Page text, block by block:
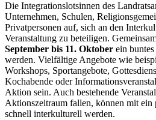
Die Integrationslotsinnen des
Unternehmen, Schulen,
Privatpersonen auf, sich an den
Veranstaltung zu beteiligen.
September bis 11. Oktober ein
werden. Vielfältige Angebote wie
Workshops, Sportangebote,
Kochabende oder
Aktion sein. Auch bestehende
Aktionszeitraum fallen, können mit ein
schnell interkulturell werden.